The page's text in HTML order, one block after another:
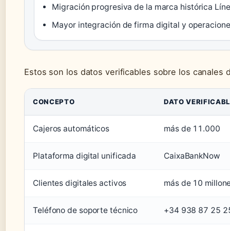
Migración progresiva de la marca histórica
Mayor integración de firma digital y
Estos son los datos verificables sobre los canales
CONCEPTO DATO
Cajeros automáticos más de 11.000
Plataforma digital unificada CaixaBankNow
Clientes digitales activos más de 10
Teléfono de soporte técnico +34 938 87 25